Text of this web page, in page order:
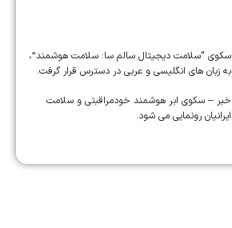
سکوی “سلامت دیجیتال سالم سا: سلامت هوشمند”،
به زبان های انگلیسی و عربی در دسترس قرار گرفت.
خبر – سکوی ابر هوشمند خودمراقبتی و سلامت
ایرانیان رونمایی می شود.